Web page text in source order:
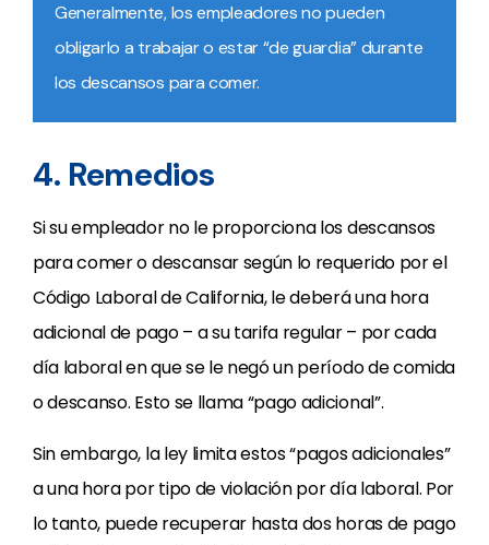
Generalmente, los empleadores no pueden
obligarlo a trabajar o estar “de guardia” durante
los descansos para comer.
4. Remedios
Si su empleador no le proporciona los descansos
para comer o descansar según lo requerido por el
Código Laboral de California, le deberá una hora
adicional de pago – a su tarifa regular – por cada
día laboral en que se le negó un período de comida
o descanso. Esto se llama “pago adicional”.
Sin embargo, la ley limita estos “pagos adicionales”
a una hora por tipo de violación por día laboral. Por
lo tanto, puede recuperar hasta dos horas de pago